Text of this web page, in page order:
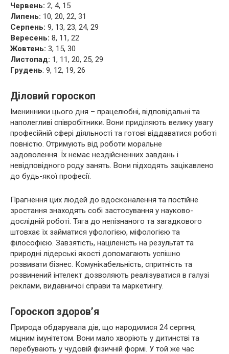
Червень: 2, 4, 15
Липень: 10, 20, 22, 31
Серпень: 9, 13, 23, 24, 29
Вересень: 8, 11, 22
Жовтень: 3, 15, 30
Листопад: 1, 11, 20, 25, 29
Грудень: 9, 12, 19, 26
Діловий гороскоп
Іменинники цього дня – працелюбні, відповідальні та
наполегливі співробітники. Вони приділяють велику увагу
професійній сфері діяльності та готові віддаватися роботі
повністю. Отримують від роботи моральне
задоволення. Їх немає нездійсненних завдань і
невідповідного роду занять. Вони підходять зацікавлено
до будь-якої професії.
Прагнення цих людей до вдосконалення та постійне
зростання знаходять собі застосування у науково-
дослідній роботі. Тяга до непізнаного та загадкового
штовхає їх займатися уфологією, міфологією та
філософією. Завзятість, націленість на результат та
природні лідерські якості допомагають успішно
розвивати бізнес. Комунікабельність, спритність та
розвинений інтелект дозволяють реалізуватися в галузі
реклами, видавничої справи та маркетингу.
Гороскоп здоров’я
Природа обдарувала дів, що народилися 24 серпня,
міцним імунітетом. Вони мало хворіють у дитинстві та
перебувають у чудовій фізичній формі. У той же час